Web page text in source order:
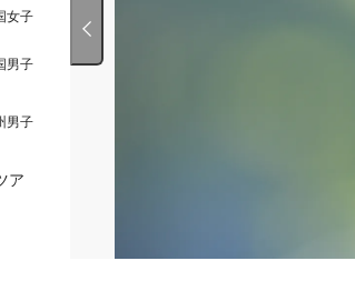
女子
男子
男子
ア